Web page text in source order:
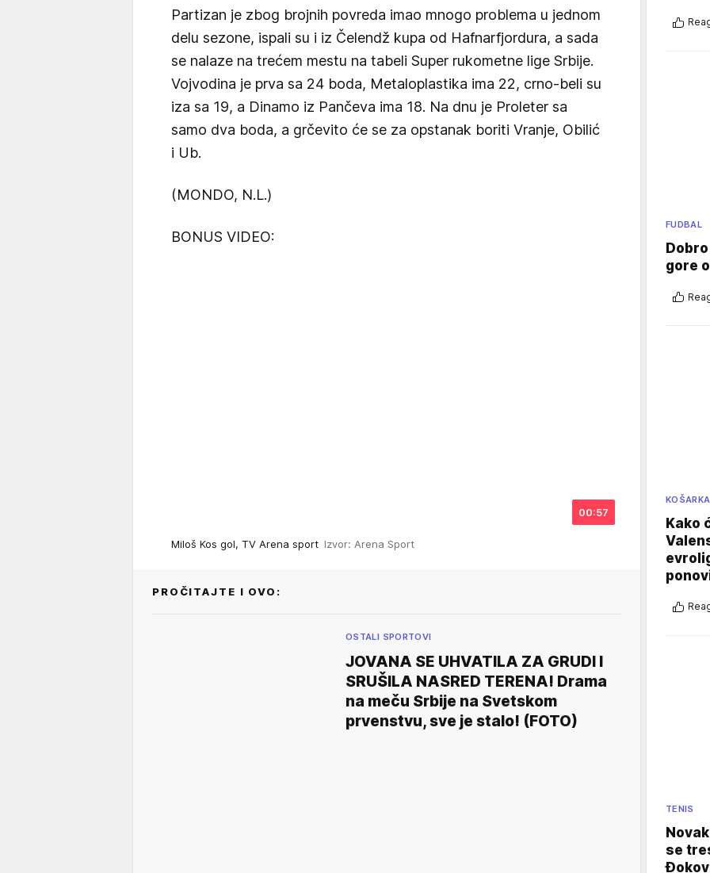
Partizan je zbog brojnih povreda imao mnogo problema u jednom
delu sezone, ispali su i iz Čelendž kupa od Hafnarfjordura, a sada
se nalaze na trećem mestu na tabeli Super rukometne lige Srbije.
Vojvodina je prva sa 24 boda, Metaloplastika ima 22, crno-beli su
iza sa 19, a Dinamo iz Pančeva ima 18. Na dnu je Proleter sa
samo dva boda, a grčevito će se za opstanak boriti Vranje, Obilić
i Ub.
(MONDO, N.L.)
BONUS VIDEO:
00:57
Miloš Kos gol, TV Arena sport Izvor: Arena Sport
PROČITAJTE I OVO:
OSTALI SPORTOVI
JOVANA SE UHVATILA ZA GRUDI I
SRUŠILA NASRED TERENA! Drama
na meču Srbije na Svetskom
prvenstvu, sve je stalo! (FOTO)
FUDBAL
gore
KOŠARKA
Kako
TENIS
se